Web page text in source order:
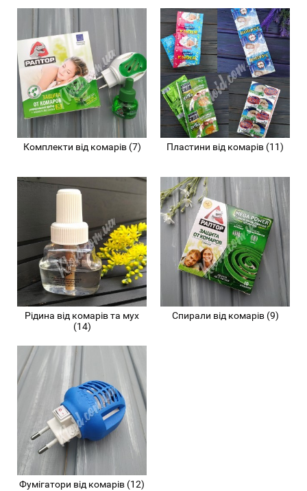
Комплекти від комарів (7) Пластини від комарів (11)
Рідина від комарів та мух
(14)
Спирали від комарів (9)
Фумігатори від комарів (12)